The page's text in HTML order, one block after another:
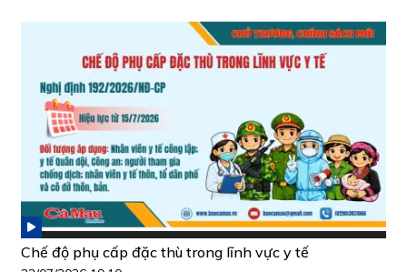
Chế độ phụ cấp đặc thù trong lĩnh vực y tế